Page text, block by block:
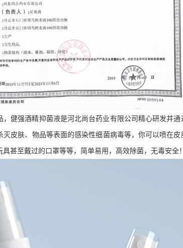
，健强酒精抑菌液是河北尚台药业有限公司精心研发并通
皮肤、物品等表面的感染性细菌病毒等，你可以喷在皮
甚至戴过的口罩等等，简单易用，高效除菌，无毒安全！